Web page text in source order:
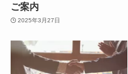
ご案内
2025年3月27日